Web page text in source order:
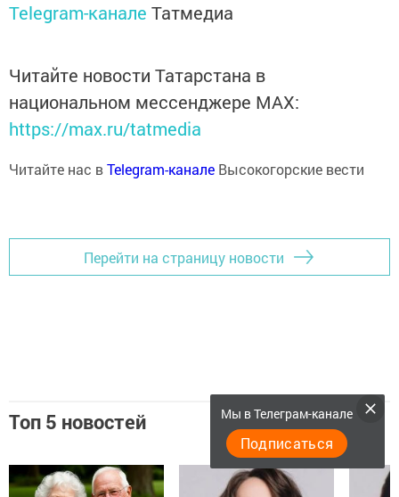
Telegram-канале Татмедиа
Читайте новости Татарстана в
национальном мессенджере MАХ:
https://max.ru/tatmedia
Читайте нас вTelegram-канале Высокогорские вести
Перейти на страницу новости
Топ 5 новостей Мы в Телеграм-канале
Подписаться